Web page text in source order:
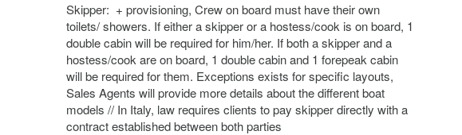
Skipper: + provisioning, Crew on board must have their own
toilets/ showers. If either a skipper or a hostess/cook is on board, 1
double cabin will be required for him/her. If both a skipper and a
hostess/cook are on board, 1 double cabin and 1 forepeak cabin
will be required for them. Exceptions exists for specific layouts,
Sales Agents will provide more details about the different boat
models // In Italy, law requires clients to pay skipper directly with a
contract established between both parties